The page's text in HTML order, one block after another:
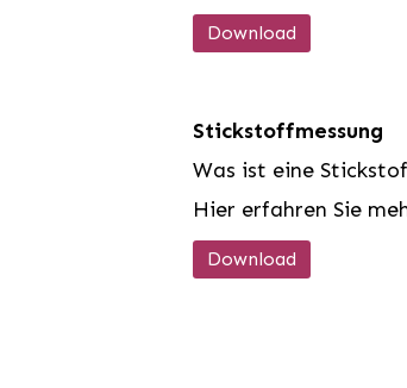
Download
Stickstoffmessung
Was ist eine
Hier erfahren Sie
Download